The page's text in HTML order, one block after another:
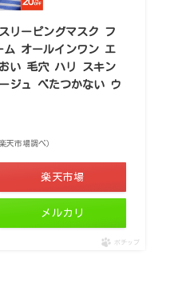
リーピングマスク フ
ム オールインワン エ
い 毛穴 ハリ スキン
ジュ べたつかない ウ
天市場調べ）
楽天市場
メルカリ
ポチップ